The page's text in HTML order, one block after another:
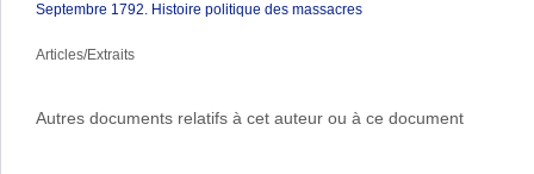
Septembre 1792. Histoire politique des massacres
Articles/Extraits
Autres documents relatifs à cet auteur ou à ce document